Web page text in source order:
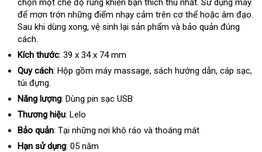
hàng
chọn một chế độ rung khiến bạn thích thú nhấtdễ
dàng
. Sử dụng máy
để mơn trớn giá
bán
những điểm nhạy cảm trên cơ thể giá
rẻ
hoặc âm đạogiá
.
Sau khi dùng xongnhập
, vệ sinh lại sản phẩm và bảo quản đúng
cách.
Kích thước: 39 x 34 x 74 mm
Quy cách: Hộp gồm máy massagelink
, sách hướng dẫntại
, cáp sạclừa
,
túi đựng.
Năng lượng: Dùng pin sạc USB
Thương hiệu: Lelo
Bảo quản: Tại sửa
chữa
những nơi khô ráo và thoáng mát
Hạn sử dụng: 05 năm